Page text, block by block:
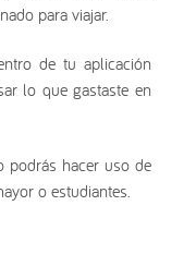
para viajar.
de tu aplicación
lo que gastaste en
podrás hacer uso de
o estudiantes.